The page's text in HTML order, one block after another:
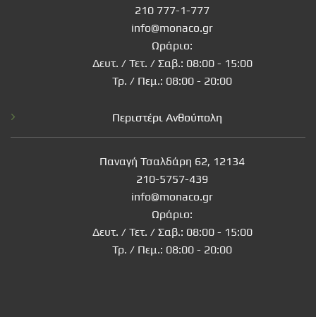
210 777-1-777
info@monaco.gr
Ωράριο:
Δευτ. / Τετ. / Σαβ.: 08:00 - 15:00
Τρ. / Πεμ.: 08:00 - 20:00
Περιστέρι Ανθούπολη
Παναγή Τσαλδάρη 62, 12134
210-5757-439
info@monaco.gr
Ωράριο:
Δευτ. / Τετ. / Σαβ.: 08:00 - 15:00
Τρ. / Πεμ.: 08:00 - 20:00